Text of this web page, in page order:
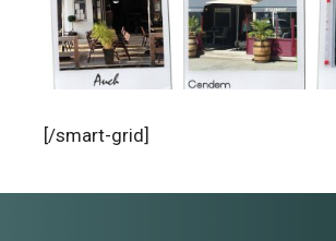
[/smart-grid]